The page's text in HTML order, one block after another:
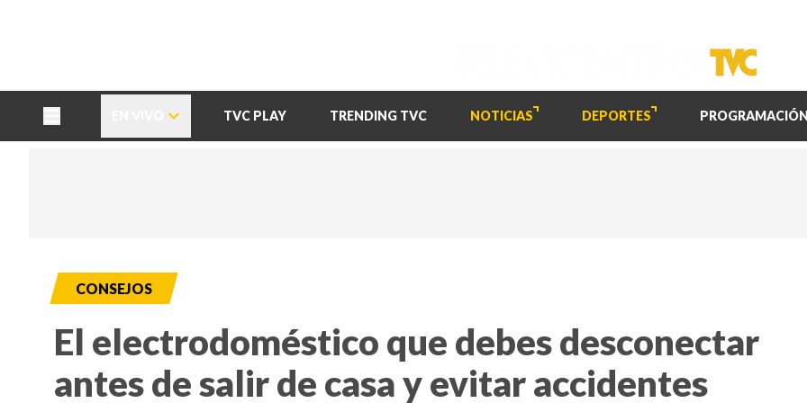
TVC PLAY TRENDING TVC NOTICIAS DEPORTES PROGRAMACIÓN
CONSEJOS
El electrodoméstico que debes desconectar
antes de salir de casa y evitar accidentes